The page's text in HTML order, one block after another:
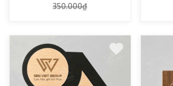
350.000₫